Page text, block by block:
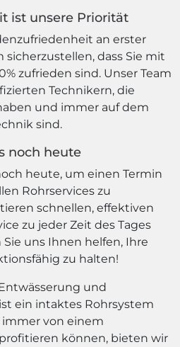
ist unsere Priorität
an erster
sicherzustellen, dass Sie mit
zufrieden sind. Unser Team
Technikern, die
und immer auf dem
sind.
noch heute
heute, um einen Termin
Rohrservices zu
schnellen, effektiven
zu jeder Zeit des Tages
Sie uns Ihnen helfen, Ihre
zu halten!
und
ein intaktes Rohrsystem
immer von einem
können, bieten wir